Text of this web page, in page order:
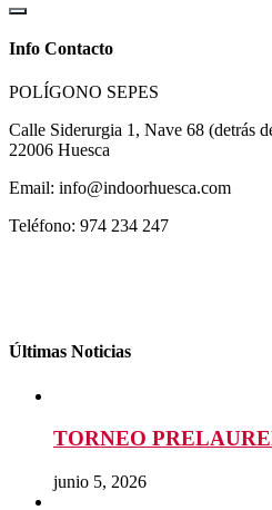
Info Contacto
POLÍGONO SEPES
Calle Siderurgia 1, Nave 68 (detrás
22006 Huesca
Email: info@indoorhuesca.com
Teléfono: 974 234 247
Últimas Noticias
TORNEO
junio 5, 2026